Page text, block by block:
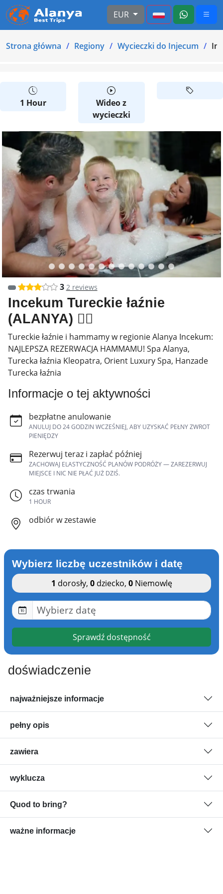
EUR
Strona główna Regiony Wycieczki do Injecum
1 Hour
Wideo z
wycieczki
3 2 reviews
Incekum Tureckie łaźnie
(ALANYA) 🧖‍♂️
Tureckie łaźnie i hammamy w regionie Alanya Incekum:
NAJLEPSZA REZERWACJA HAMMAMU! Spa Alanya,
Turecka łaźnia Kleopatra, Orient Luxury Spa, Hanzade
Turecka łaźnia
Informacje o tej aktywności
bezpłatne anulowanie
ANULUJ DO 24 GODZIN WCZEŚNIEJ, ABY UZYSKAĆ PEŁNY ZWROT
PIENIĘDZY
Rezerwuj teraz i zapłać później
ZACHOWAJ ELASTYCZNOŚĆ PLANÓW PODRÓŻY — ZAREZERWUJ
MIEJSCE I NIC NIE PŁAĆ JUŻ DZIŚ.
czas trwania
1 HOUR
odbiór w zestawie
Wybierz liczbę uczestników i datę
1 dorosły, 0dziecko, 0Niemowlę
Sprawdź dostępność
doświadczenie
najważniejsze informacje
pełny opis
zawiera
wyklucza
Quod to bring?
ważne informacje